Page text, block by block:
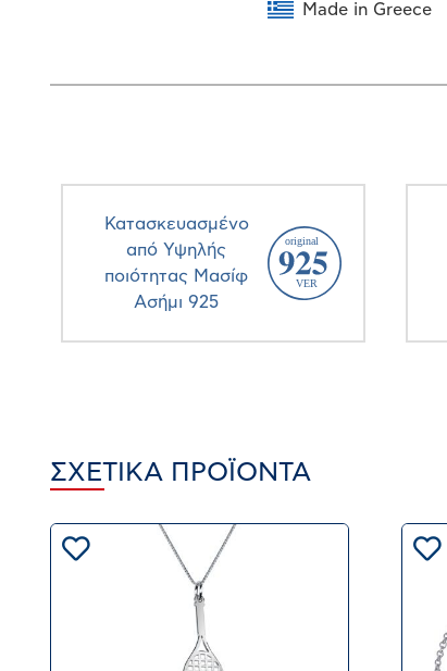
Made in Greece
Κατασκευασμένο
από Υψηλής
ποιότητας Μασίφ
Ασήμι 925
ΣΧΕΤΙΚΆ ΠΡΟΪΌΝΤΑ